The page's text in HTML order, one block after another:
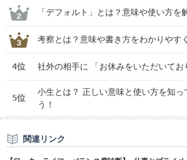
「デフォルト」とは？意味や使い方を
考察とは？意味や書き方をわかりやす
4位 社外の相手に 「お休みをいただいてお
5位
小生とは？ 正しい意味と使い方を知っ
う！
関連リンク